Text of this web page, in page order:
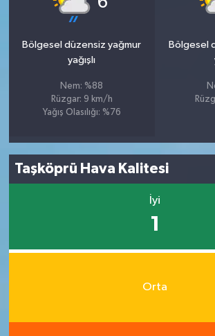
Bölgesel düzensiz yağmur
yağışlı
Nem: %88
Rüzgar: 9 km/h
Yağış Olasılığı: %76
Bölgesel
Taşköprü Hava Kalitesi
İyi
1
Orta